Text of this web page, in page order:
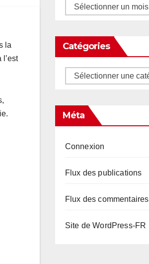
la
Archives
Catégories
Catégories
Méta
Connexion
Flux des publications
Flux des commentaires
Site de WordPress-FR